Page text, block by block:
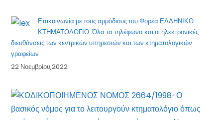
Επικοινωνία με τους αρμόδιους του Φορέα ΕΛΛΗΝΙΚΟ
ΚΤΗΜΑΤΟΛΟΓΙΟ: Όλα τα τηλέφωνα και οι ηλεκτρονικές
διευθύνσεις των κεντρικών υπηρεσιών και των κτηματολογικών
γραφείων
22 Νοεμβρίου,2022